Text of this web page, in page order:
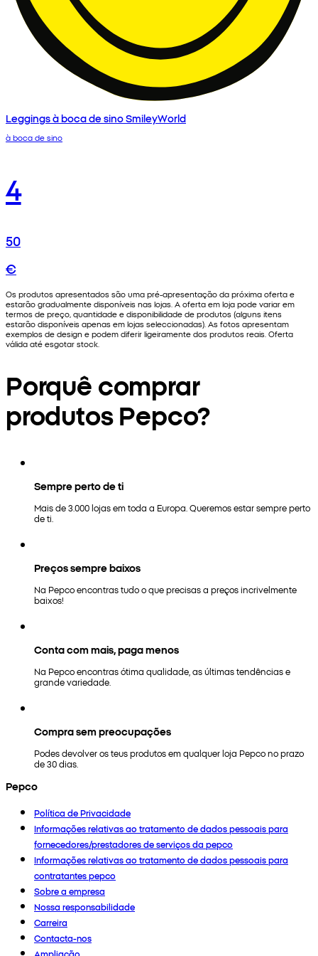
Leggings à boca de sino SmileyWorld
à boca de sino
4
50
€
Os produtos apresentados são uma pré-apresentação da próxima oferta e
estarão gradualmente disponíveis nas lojas. A oferta em loja pode variar em
termos de preço, quantidade e disponibilidade de produtos (alguns itens
estarão disponíveis apenas em lojas seleccionadas). As fotos apresentam
exemplos de design e podem diferir ligeiramente dos produtos reais. Oferta
válida até esgotar stock.
Porquê comprar
produtos Pepco?
Sempre perto de ti
Mais de 3.000 lojas em toda a Europa. Queremos estar sempre perto
de ti.
Preços sempre baixos
Na Pepco encontras tudo o que precisas a preços incrivelmente
baixos!
Conta com mais, paga menos
Na Pepco encontras ótima qualidade, as últimas tendências e
grande variedade.
Compra sem preocupações
Podes devolver os teus produtos em qualquer loja Pepco no prazo
de 30 dias.
Pepco
Política de Privacidade
Informações relativas ao tratamento de dados pessoais para
fornecedores/prestadores de serviços da pepco
Informações relativas ao tratamento de dados pessoais para
contratantes pepco
Sobre a empresa
Nossa responsabilidade
Carreira
Contacta-nos
Ampliação